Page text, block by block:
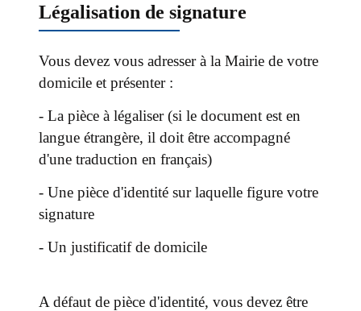
Légalisation de signature
Vous devez vous adresser à la Mairie de votre
domicile et présenter :
- La pièce à légaliser (si le document est en
langue étrangère, il doit être accompagné
d'une traduction en français)
- Une pièce d'identité sur laquelle figure votre
signature
- Un justificatif de domicile
A défaut de pièce d'identité, vous devez être